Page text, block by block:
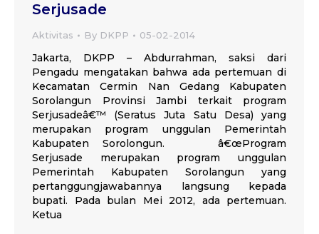
Serjusade
Aktivitas By DKPP 05-02-2014
Jakarta, DKPP – Abdurrahman, saksi dari
Pengadu mengatakan bahwa ada pertemuan di
Kecamatan Cermin Nan Gedang Kabupaten
Sorolangun Provinsi Jambi terkait program
Serjusadeâ€™ (Seratus Juta Satu Desa) yang
merupakan program unggulan Pemerintah
Kabupaten Sorolongun. â€œProgram
Serjusade merupakan program unggulan
Pemerintah Kabupaten Sorolangun yang
pertanggungjawabannya langsung kepada
bupati. Pada bulan Mei 2012, ada pertemuan.
Ketua